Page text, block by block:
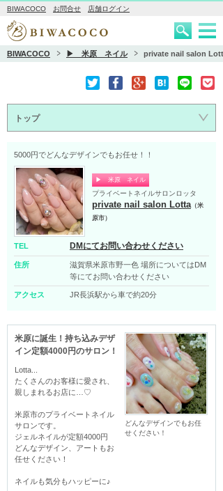
BIWACOCO お問合せ 店舗ログイン
BIWACOCO ▶ 米原 ネイル private nail salon Lotta
トップ
5000円でどんなデザインでもお任せ！！
▶ 米原 ネイル
プライベートネイルサロンロッタ
private nail salon Lotta（米
原市）
TEL DMにてお問い合わせください
住所
滋賀県米原市野一色 場所についてはDM
等にてお問い合わせください
アクセス JR長浜駅から車で約20分
どんなデザインでもお任
せください！
米原に誕生！持ち込みデザ
イン定額4000円のサロン！
Lotta...
たくさんのお客様に愛され、
親しまれるお店に…♡
米原市のプライベートネイル
サロンです。
ジェルネイルが定額4000円
どんなデザイン、アートもお
任せください！
ネイルも気分もハッピーに♪